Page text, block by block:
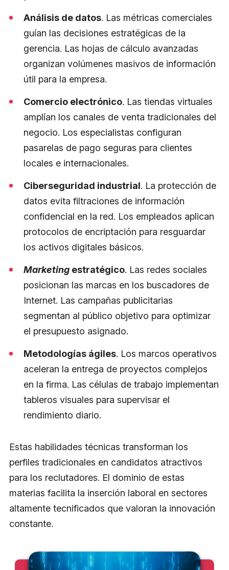
Análisis de datos. Las métricas comerciales
guían las decisiones estratégicas de la
gerencia. Las hojas de cálculo avanzadas
organizan volúmenes masivos de información
útil para la empresa.
Comercio electrónico. Las tiendas virtuales
amplían los canales de venta tradicionales del
negocio. Los especialistas configuran
pasarelas de pago seguras para clientes
locales e internacionales.
Ciberseguridad industrial. La protección de
datos evita filtraciones de información
confidencial en la red. Los empleados aplican
protocolos de encriptación para resguardar
los activos digitales básicos.
Marketing estratégico. Las redes sociales
posicionan las marcas en los buscadores de
Internet. Las campañas publicitarias
segmentan al público objetivo para optimizar
el presupuesto asignado.
Metodologías ágiles. Los marcos operativos
aceleran la entrega de proyectos complejos
en la firma. Las células de trabajo implementan
tableros visuales para supervisar el
rendimiento diario.
Estas habilidades técnicas transforman los
perfiles tradicionales en candidatos atractivos
para los reclutadores. El dominio de estas
materias facilita la inserción laboral en sectores
altamente tecnificados que valoran la innovación
constante.